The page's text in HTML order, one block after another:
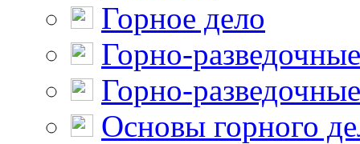
Горное дело
Горно-
Горно-
Основы горного